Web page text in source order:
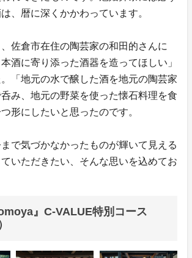
、暦に深くかかわっています。
佐倉市在住の陶芸家の和田的さんに
本酒に寄り添った酒器を造ってほしい」
「地元の水で醸した酒を地元の陶芸家
み、地元の野菜を使った懐石料理を食
形にしたいと思ったのです。
で気づかなかったものが輝いて見える
いただきたい、そんな思いを込めてお
』C-VALUE特別コース